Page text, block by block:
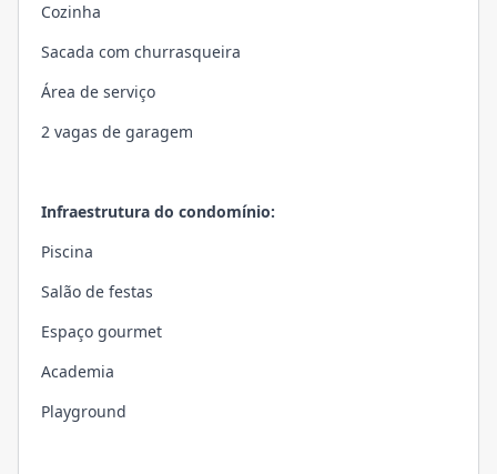
Cozinha
Sacada com churrasqueira
Área de serviço
2 vagas de garagem
Infraestrutura do condomínio:
Piscina
Salão de festas
Espaço gourmet
Academia
Playground